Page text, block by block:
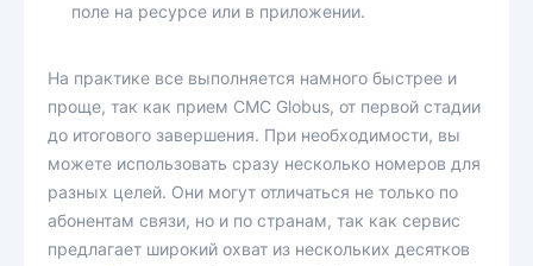
поле на ресурсе или в приложении.
На практике все выполняется намного быстрее и
проще, так как прием СМС Globus, от первой стадии
до итогового завершения. При необходимости, вы
можете использовать сразу несколько номеров для
разных целей. Они могут отличаться не только по
абонентам связи, но и по странам, так как сервис
предлагает широкий охват из нескольких десятков